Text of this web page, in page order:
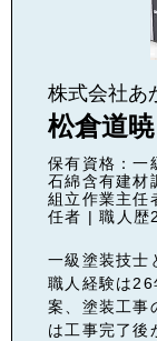
株式会社あ
松倉道暁
保有資格：一
石綿含有建材
組立作業主任
任者 | 職人歴
一級塗装技士
職人経験は26
案、塗装工事
は工事完了後